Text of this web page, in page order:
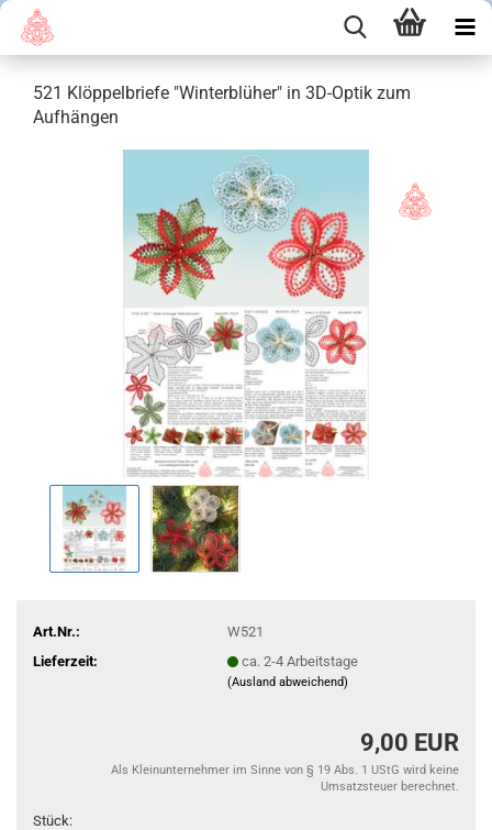
521 Klöppelbriefe "Winterblüher" in 3D-Optik zum
Aufhängen
Art.Nr.:
W521
Lieferzeit:
ca. 2-4 Arbeitstage
(Ausland abweichend)
9,00 EUR
Als Kleinunternehmer im Sinne von § 19 Abs. 1 UStG wird keine
Umsatzsteuer berechnet.
Stück: